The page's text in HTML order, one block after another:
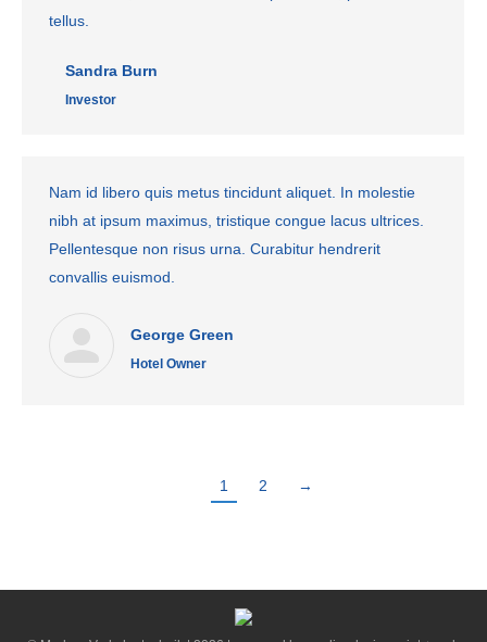
tellus.
Sandra Burn
Investor
Nam id libero quis metus tincidunt aliquet. In molestie
nibh at ipsum maximus, tristique congue lacus ultrices.
Pellentesque non risus urna. Curabitur hendrerit
convallis euismod.
George Green
Hotel Owner
1 2 →